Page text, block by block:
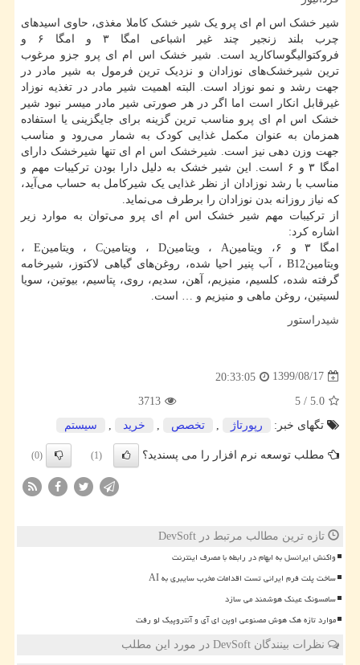
شیر خشک اس ام ای پرو یک شیر خشک کاملا مغذی، حاوی اسیدهای
چرب بلند زنجیر چند غیر اشباعی امگا ۳ و امگا ۶ و
فروکتوالیگوساکارید است. شیر خشک اس ام ای پرو جزو مرغوب
ترین شیرخشک‌های نوزادان و نزدیک ترین فرمول به شیر مادر در
جهت رشد و نمو نوزاد است. البته اهمیت شیر مادر در تغذیه نوزاد
غیرقابل انکار است اما اگر در هر صورتی شیر مادر میسر نبود شیر
خشک اس ام ای پرو مناسب ترین گزینه برای جایگزینی یا استفاده
همزمان به عنوان مکمل غذایی کودک به شمار می‌رود و مناسب
جهت وزن دهی نیز است. شیرخشک اس ام ای تنها شیرخشک دارای
امگا ۳ و ۶ است. این شیر خشک به دلیل دارا بودن ترکیبات مهم و
مناسب با رشد نوزادان از نظر غذایی یک شیرکامل به حساب می‌آید،
که نیاز روزانه بدن نوزادان را برطرف می‌نماید.
از ترکیبات مهم شیر خشک اس ام ای پرو می‌توان به موارد زیر
اشاره کرد:
امگا ۳ و ۶، ویتامین
A ، ویتامینD ، ویتامینC ، ویتامینE ،
ویتامینB12 ، آب پنیر احیا شده، روغن‌های گیاهی لاکتوز، شیرخامه
گرفته شده، کلسیم، منیزیم، آهن، سدیم، روی، پتاسیم، بیوتین، سویا
لسیتین، روغن ماهی و منیزیم و … است.
شیدراستور
1399/08/17
20:33:05
5.0
/
5
3713
تگهای خبر:
رپورتاژ , تخصص , خرید , سیستم
مطلب توسعه نرم افزار را می پسندید؟ (1)
(0)
تازه ترین مطالب مرتبط در DevSoft
واکنش ایرانسل به ابهام در رابطه با مصرف اینترنت
ساخت پلت فرم ایرانی تست اقدامات مخرب سایبری به AI
سامسونگ عینک هوشمند می سازد
موارد تازه هک هوش مصنوعی اوپن ای آی و آنتروپیک لو رفت
نظرات بینندگان DevSoft در مورد این مطلب